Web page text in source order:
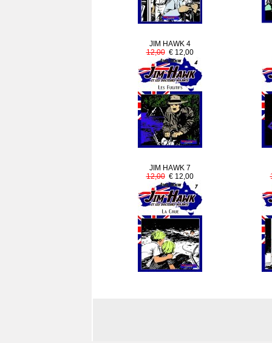
JIM HAWK 4
12,00€ 12,00
JIM HAWK 7
12,00€ 12,00